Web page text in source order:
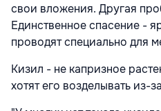
свои вложения. Другая
Единственное спасение -
проводят специально для
Кизил - не капризное
хотят его возделывать из-